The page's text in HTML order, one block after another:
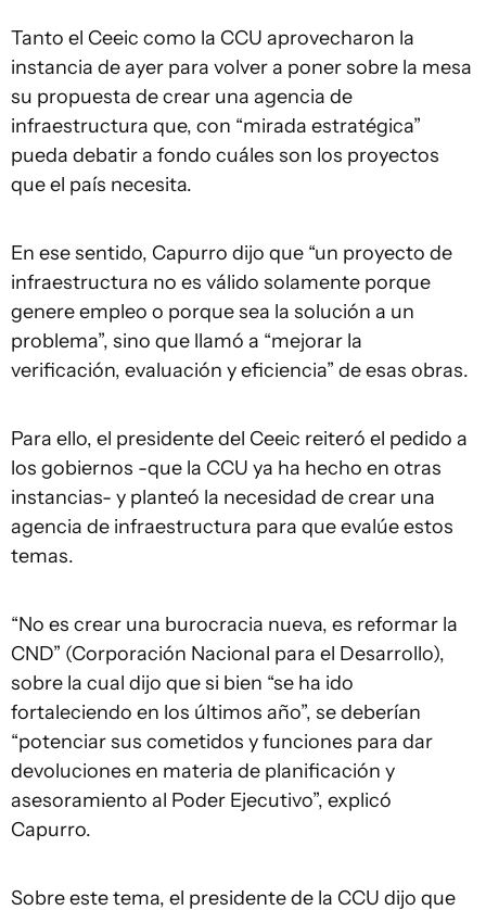
Tanto el Ceeic como la CCU aprovecharon la
instancia de ayer para volver a poner sobre la mesa
su propuesta de crear una agencia de
infraestructura que, con “mirada estratégica”
pueda debatir a fondo cuáles son los proyectos
que el país necesita.
En ese sentido, Capurro dijo que “un proyecto de
infraestructura no es válido solamente porque
genere empleo o porque sea la solución a un
problema”, sino que llamó a “mejorar la
verificación, evaluación y eficiencia” de esas obras.
Para ello, el presidente del Ceeic reiteró el pedido a
los gobiernos -que la CCU ya ha hecho en otras
instancias- y planteó la necesidad de crear una
agencia de infraestructura para que evalúe estos
temas.
“No es crear una burocracia nueva, es reformar la
CND” (Corporación Nacional para el Desarrollo),
sobre la cual dijo que si bien “se ha ido
fortaleciendo en los últimos año”, se deberían
“potenciar sus cometidos y funciones para dar
devoluciones en materia de planificación y
asesoramiento al Poder Ejecutivo”, explicó
Capurro.
Sobre este tema, el presidente de la CCU dijo que